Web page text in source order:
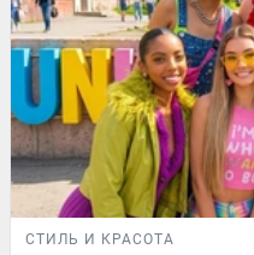
СТИЛЬ И КРАСОТА